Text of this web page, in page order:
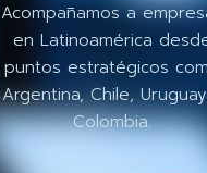
Acompañamos a
en Latinoamérica
puntos estratégicos
Argentina, Chile,
Colombia.